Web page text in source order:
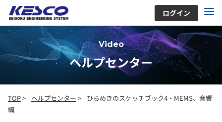
ログイン
Video
ヘルプセンター
TOP> ヘルプセンター >
ひらめきのスケッチブック4・MEMS、音響
編